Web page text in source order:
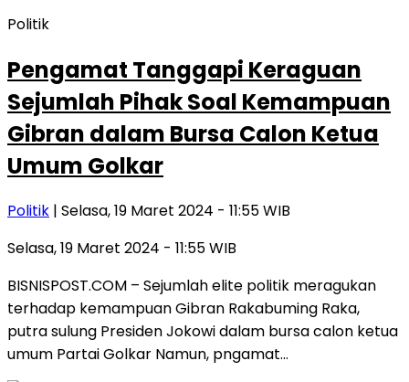
Politik
Pengamat Tanggapi Keraguan
Sejumlah Pihak Soal Kemampuan
Gibran dalam Bursa Calon Ketua
Umum Golkar
Politik | Selasa, 19 Maret 2024 - 11:55 WIB
Selasa, 19 Maret 2024 - 11:55 WIB
BISNISPOST.COM – Sejumlah elite politik meragukan
terhadap kemampuan Gibran Rakabuming Raka,
putra sulung Presiden Jokowi dalam bursa calon ketua
umum Partai Golkar Namun, pngamat…